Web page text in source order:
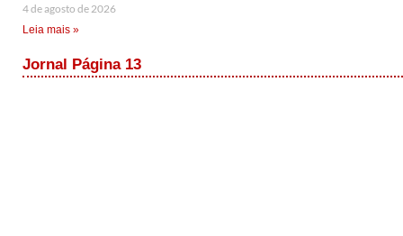
4 de agosto de 2026
Leia mais »
Jornal Página 13